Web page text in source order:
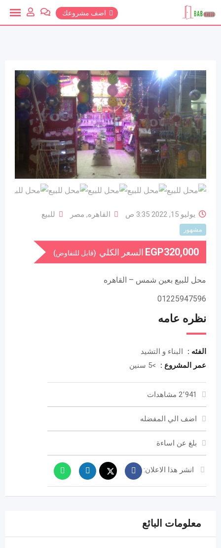
للمحتوي
اضف مشروعك
يوليو 15, 2022 3:35 ص القاهره, مصر للبيع
مشهور
EGP320,000 السعر الكلي (قابل للتفاوض)
محل للبيع بعين شمس – القاهره
01225947596
نظره عامه
الفئه :
البناء و التشيد
عمر المشروع :
>5 سنين
2٬941 مشاهدات
اضف الي المفضله
بلغ عن اساءة
انشر هذا الاعلان:
معلومات البائع